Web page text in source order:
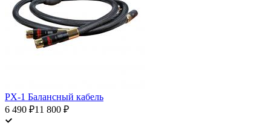
PX-1 Балансный кабель
6 490 ₽11 800 ₽